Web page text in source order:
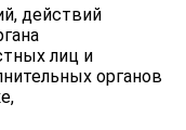
действий
лиц и
органов